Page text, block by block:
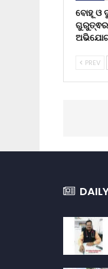
ବୋହୂ ଓ
PREV